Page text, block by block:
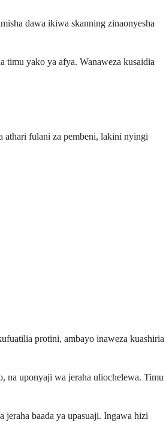
dawa ikiwa skanning zinaonyesha
timu yako ya afya. Wanaweza kusaidia
athari fulani za pembeni, lakini nyingi
protini, ambayo inaweza kuashiria
na uponyaji wa jeraha uliochelewa. Timu
baada ya upasuaji. Ingawa hizi